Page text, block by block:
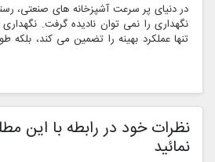
در دنیای پر سرعت آشپزخانه های صنعتی،
نگهداری را نمی توان نادیده گرفت.
تنها عملکرد بهینه را تضمین می کند،
نظرات خود در رابطه با این
نمائید